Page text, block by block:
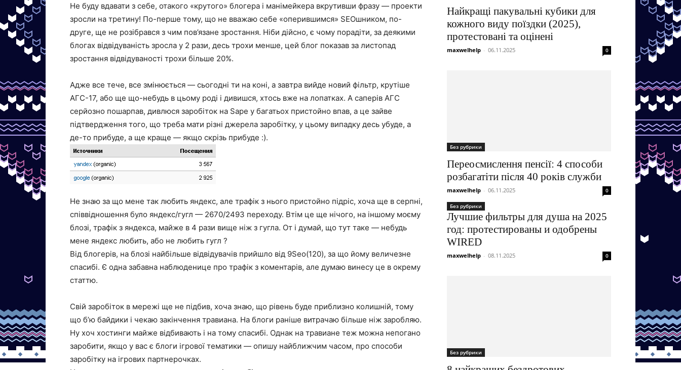
Не буду вдавати з себе, отакого «крутого» блогера і манімейкера вкрутивши фразу — проекти
зросли на третину! По-перше тому, що не вважаю себе «оперившимся» ЅЕОшником, по-
друге, ще не розібрався з чим пов’язане зростання. Ніби дійсно, є чому порадіти, за деякими
блогах відвідуваність зросла у 2 рази, десь трохи менше, цей блог показав за листопад
зростання відвідуваності трохи більше 20%.
Адже все тече, все змінюється — сьогодні ти на коні, а завтра вийде новий фільтр, крутіше
АГС-17, або ще що-небудь в цьому роді і дивишся, хтось вже на лопатках. А саперів АГС
серйозно пошарпав, дивлюся заробіток на Sape у багатьох пристойно впав, а це зайве
підтвердження того, що треба мати різні джерела заробітку, у цьому випадку десь убуде, а
де-то прибуде, а ще краще — якщо скрізь прибуде :).
Не знаю за що мене так любить яндекс, але трафік з нього пристойно підріс, хоча ще в серпні,
співвідношення було яндекс/гугл — 2670/2493 переходу. Втім це ще нічого, на іншому моєму
блозі, трафік з яндекса, майже в 4 рази вище ніж з гугла. От і думай, що тут таке — небудь
мене яндекс любить, або не любить гугл ?
Від блогерів, на блозі найбільше відвідувачів прийшло від 9Seo(120), за що йому величезне
спасибі. Є одна забавна наблюденице про трафік з коментарів, але думаю винесу це в окрему
статтю.
Свій заробіток в мережі ще не підбив, хоча знаю, що рівень буде приблизно колишній, тому
що б’ю байдики і чекаю закінчення травиана. На блоги раніше витрачаю більше ніж заробляю.
Ну хоч хостинги майже відбивають і на тому спасибі. Однак на травиане теж можна непогано
заробити, якщо у вас є блоги ігрової тематики — опишу найближчим часом, про способи
заробітку на ігрових партнерочках.
Найкращі пакувальні кубики для
кожного виду поїздки (2025),
протестовані та оцінені
maxwelhelp - 06.11.2025 0
Без рубрики
Переосмислення пенсії: 4 способи
розбагатіти після 40 років служби
maxwelhelp - 06.11.2025 0
Без рубрики
Лучшие фильтры для душа на 2025
год: протестированы и одобрены
WIRED
maxwelhelp - 08.11.2025 0
Без рубрики